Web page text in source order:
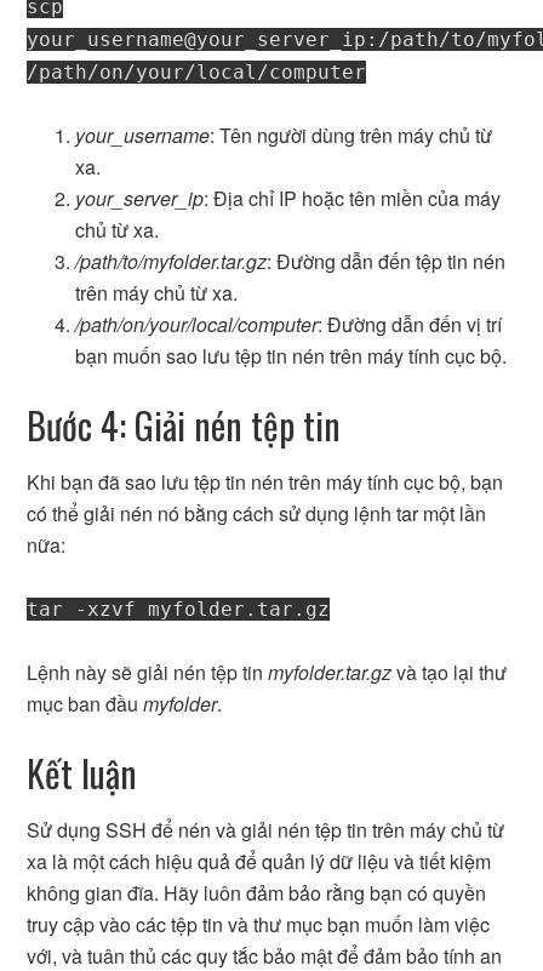
scp
your_username@your_server_ip:/path/to/
/path/on/your/local/computer
your_username: Tên người dùng trên máy chủ từ
xa.
your_server_ip: Địa chỉ IP hoặc tên miền của máy
chủ từ xa.
/path/to/myfolder.tar.gz: Đường dẫn đến tệp tin nén
trên máy chủ từ xa.
/path/on/your/local/computer: Đường dẫn đến vị trí
bạn muốn sao lưu tệp tin nén trên máy tính cục bộ.
Bước 4: Giải nén tệp tin
Khi bạn đã sao lưu tệp tin nén trên máy tính cục bộ, bạn
có thể giải nén nó bằng cách sử dụng lệnh tar một lần
nữa:
tar -xzvf myfolder.tar.gz
Lệnh này sẽ giải nén tệp tinmyfolder.tar.gzvà tạo lại thư
mục ban đầumyfolder.
Kết luận
Sử dụng SSH để nén và giải nén tệp tin trên máy chủ từ
xa là một cách hiệu quả để quản lý dữ liệu và tiết kiệm
không gian đĩa. Hãy luôn đảm bảo rằng bạn có quyền
truy cập vào các tệp tin và thư mục bạn muốn làm việc
với, và tuân thủ các quy tắc bảo mật để đảm bảo tính an